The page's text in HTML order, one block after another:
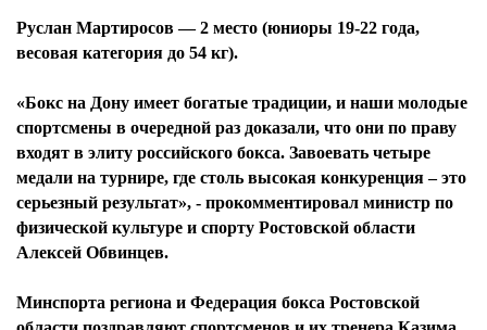
Руслан Мартиросов — 2 место (юниоры 19-22 года,
весовая категория до 54 кг).
«Бокс на Дону имеет богатые традиции, и наши молодые
спортсмены в очередной раз доказали, что они по праву
входят в элиту российского бокса. Завоевать четыре
медали на турнире, где столь высокая конкуренция – это
серьезный результат», - прокомментировал министр по
физической культуре и спорту Ростовской области
Алексей Обвинцев.
Минспорта региона и Федерация бокса Ростовской